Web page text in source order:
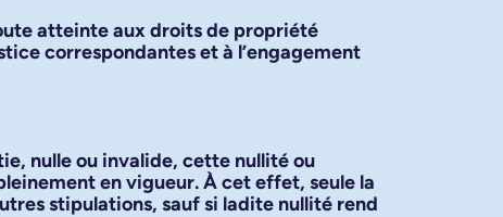
atteinte aux droits de propriété
correspondantes et à l’engagement
nulle ou invalide, cette nullité ou
en vigueur. À cet effet, seule la
stipulations, sauf si ladite nullité rend